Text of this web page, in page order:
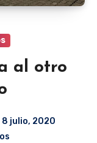
al otro
8 julio, 2020